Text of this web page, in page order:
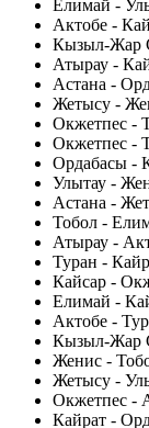
Елимай -
Актобе -
Кызыл-Жар
Атырау -
Астана -
Жетысу -
Окжетпес -
Окжетпес -
Ордабасы -
Улытау -
Астана -
Тобол -
Атырау -
Туран -
Кайсар -
Елимай -
Актобе -
Кызыл-Жар
Женис -
Жетысу -
Окжетпес -
Кайрат -